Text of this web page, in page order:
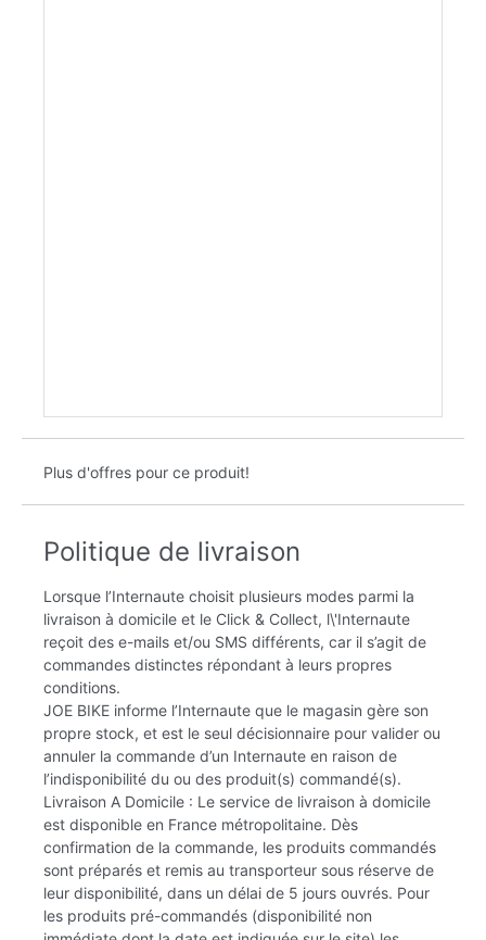
Plus d'offres pour ce produit!
Politique de livraison
Lorsque l’Internaute choisit plusieurs modes parmi la
livraison à domicile et le Click & Collect, l\'Internaute
reçoit des e-mails et/ou SMS différents, car il s’agit de
commandes distinctes répondant à leurs propres
conditions.
JOE BIKE informe l’Internaute que le magasin gère son
propre stock, et est le seul décisionnaire pour valider ou
annuler la commande d’un Internaute en raison de
l’indisponibilité du ou des produit(s) commandé(s).
Livraison A Domicile : Le service de livraison à domicile
est disponible en France métropolitaine. Dès
confirmation de la commande, les produits commandés
sont préparés et remis au transporteur sous réserve de
leur disponibilité, dans un délai de 5 jours ouvrés. Pour
les produits pré-commandés (disponibilité non